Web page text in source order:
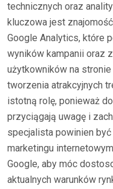
technicznych oraz
kluczowa jest
Google Analytics, które
wyników kampanii oraz
użytkowników na
tworzenia atrakcyjnych
istotną rolę, ponieważ
przyciągają uwagę i
specjalista powinien
marketingu
Google, aby móc
aktualnych warunków